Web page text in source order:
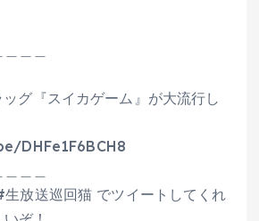
グ『スイカゲーム』が大流行し
DHFe1F6BCH8
放送巡回猫 でツイートしてくれ